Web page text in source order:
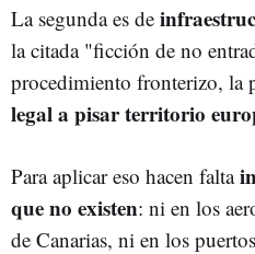
La segunda es de
la citada "ficción de no
procedimiento fronterizo, la
legal a pisar territorio
Para aplicar eso hacen falta
que no existen: ni en los
de Canarias, ni en los